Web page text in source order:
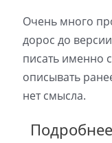
Очень много
дорос до
писать именно
описывать
нет смысла.